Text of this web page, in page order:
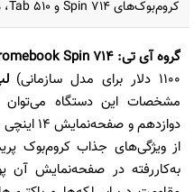
کروم‌بوک‌های Spin 714 و Tab 510، محصولات جدید ایسر، رونمایی شدند.
گروه آی تی: Spin 714
۱۱۰۰ دلار برای مدل سازمانی)
از ویژگی‌های جذاب کروم‌بوک
به‌کاررفته در صفحه‌نمایش آن